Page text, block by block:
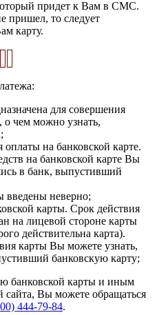
придет к Вам в СМС.
пришел, то следует
карту.
для совершения
о чем можно узнать,
оплаты на банковской карте.
на банковской карте Вы
в банк, выпустивший
введены неверно;
карты. Срок действия
на лицевой стороне карты
действительна карта).
карты Вы можете узнать,
банковскую карту;
банковской карты и иным
сайта, Вы можете обращаться
444-79-84.